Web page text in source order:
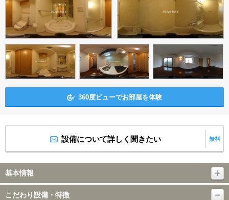
360度ビューでお部屋を体験
設備について詳しく聞きたい 無料
基本情報
こだわり設備・特徴